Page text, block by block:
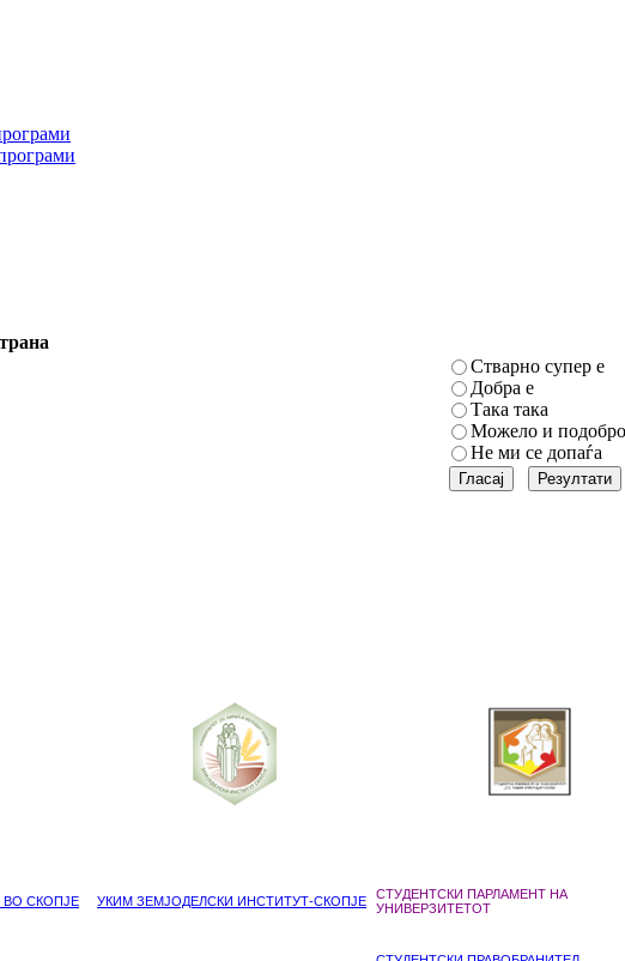
Стварно супер е
Добра е
Така така
Можело и подобро
Не ми се допаѓа
ВО СКОПЈЕ УКИМ ЗЕМЈОДЕЛСКИ ИНСТИТУТ-СКОПЈЕ
СТУДЕНТСКИ ПАРЛАМЕНТ НА
УНИВЕРЗИТЕТОТ